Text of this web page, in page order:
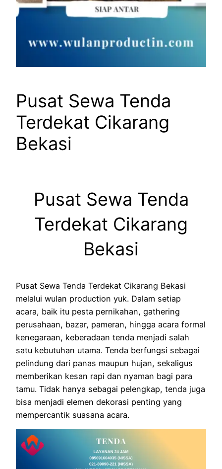
Pusat Sewa Tenda
Terdekat Cikarang
Bekasi
Pusat Sewa Tenda
Terdekat Cikarang
Bekasi
Pusat Sewa Tenda Terdekat Cikarang Bekasi
melalui wulan production yuk. Dalam setiap
acara, baik itu pesta pernikahan, gathering
perusahaan, bazar, pameran, hingga acara formal
kenegaraan, keberadaan tenda menjadi salah
satu kebutuhan utama. Tenda berfungsi sebagai
pelindung dari panas maupun hujan, sekaligus
memberikan kesan rapi dan nyaman bagi para
tamu. Tidak hanya sebagai pelengkap, tenda juga
bisa menjadi elemen dekorasi penting yang
mempercantik suasana acara.